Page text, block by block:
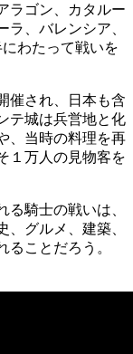
ラゴン、カタルー
、バレンシア、
わたって戦いを
催され、日本も含
テ城は兵営地と化
、当時の料理を再
１万人の見物客を
騎士の戦いは、
、グルメ、建築、
ことだろう。